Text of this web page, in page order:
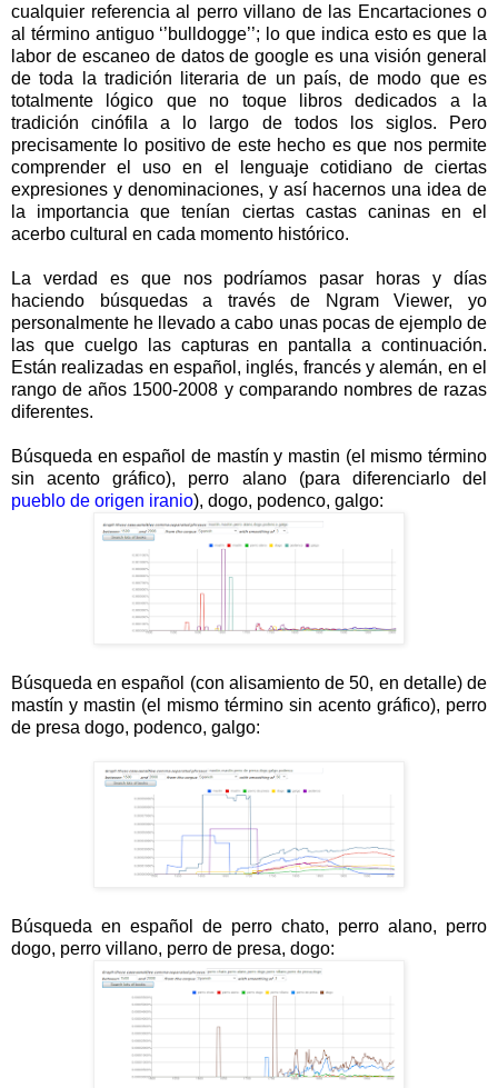
cualquier referencia al perro villano de las Encartaciones o
al término antiguo ‘’bulldogge’’; lo que indica esto es que la
labor de escaneo de datos de google es una visión general
de toda la tradición literaria de un país, de modo que es
totalmente lógico que no toque libros dedicados a la
tradición cinófila a lo largo de todos los siglos. Pero
precisamente lo positivo de este hecho es que nos permite
comprender el uso en el lenguaje cotidiano de ciertas
expresiones y denominaciones, y así hacernos una idea de
la importancia que tenían ciertas castas caninas en el
acerbo cultural en cada momento histórico.
La verdad es que nos podríamos pasar horas y días
haciendo búsquedas a través de Ngram Viewer, yo
personalmente he llevado a cabo unas pocas de ejemplo de
las que cuelgo las capturas en pantalla a continuación.
Están realizadas en español, inglés, francés y alemán, en el
rango de años 1500-2008 y comparando nombres de razas
diferentes.
Búsqueda en español de mastín y mastin (el mismo término
sin acento gráfico), perro alano (para diferenciarlo del
pueblo de origen iranio), dogo, podenco, galgo:
Búsqueda en español (con alisamiento de 50, en detalle) de
mastín y mastin (el mismo término sin acento gráfico), perro
de presa dogo, podenco, galgo:
Búsqueda en español de perro chato, perro alano, perro
dogo, perro villano, perro de presa, dogo: